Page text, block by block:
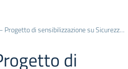
di sensibilizzazione su Sicurezza e Legalità in Ambito Ferroviario – Adesione.
di